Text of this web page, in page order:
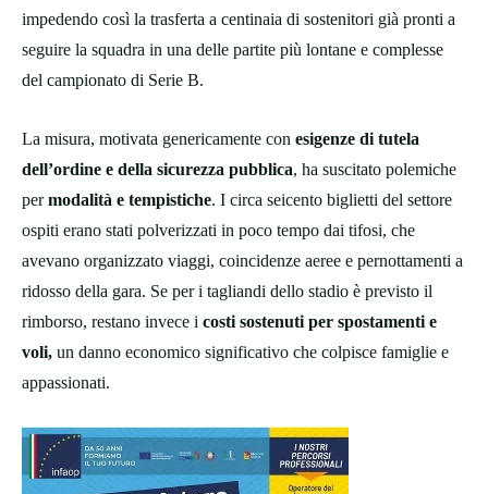
impedendo così la trasferta a centinaia di sostenitori già pronti a
seguire la squadra in una delle partite più lontane e complesse
del campionato di Serie B.
La misura, motivata genericamente con esigenze di tutela
dell’ordine e della sicurezza pubblica, ha suscitato polemiche
permodalità e tempistiche. I circa seicento biglietti del settore
ospiti erano stati polverizzati in poco tempo dai tifosi, che
avevano organizzato viaggi, coincidenze aeree e pernottamenti a
ridosso della gara. Se per i tagliandi dello stadio è previsto il
rimborso, restano invece i costi sostenuti per spostamenti e
voli, un danno economico significativo che colpisce famiglie e
appassionati.